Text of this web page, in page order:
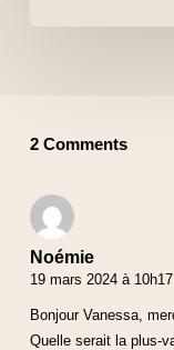
2 Comments
Noémie
19 mars 2024 à 10h17
Bonjour Vanessa,
Quelle serait la plus-